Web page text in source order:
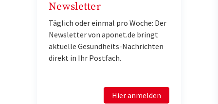
Newsletter
Täglich oder einmal pro Woche: Der
Newsletter von aponet.de bringt
aktuelle Gesundheits-Nachrichten
direkt in Ihr Postfach.
Hier anmelden